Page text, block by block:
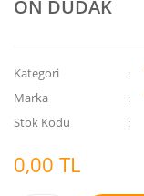
ÖN DUDAK
Kategori
Marka
Stok Kodu
0,00 TL